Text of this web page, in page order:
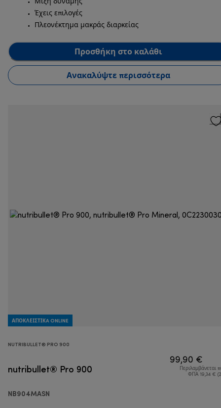
Μίξη δύναμης
Έχεις επιλογές
Πλεονέκτημα μακράς διαρκείας
Προσθήκη στο καλάθι
Ανακαλύψτε περισσότερα
ΑΠΟΚΛΕΙΣΤΙΚA ONLINE
NUTRIBULLET® PRO 900
nutribullet® Pro 900
NB904MASN
99,90 €
Περιλαμβάνεται
ΦΠΑ 19,34 €